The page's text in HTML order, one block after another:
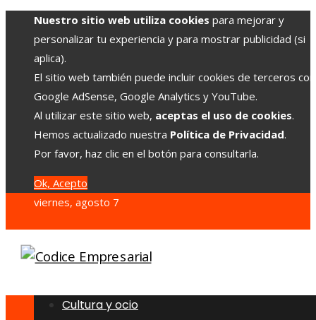
Nuestro sitio web utiliza cookies para mejorar y
personalizar tu experiencia y para mostrar publicidad (si
aplica).
El sitio web también puede incluir cookies de terceros
Google AdSense, Google Analytics y YouTube.
Al utilizar este sitio web, aceptas el uso de cookies.
Hemos actualizado nuestra Política de Privacidad.
Por favor, haz clic en el botón para consultarla.
Ok, Acepto
viernes, agosto 7
Cultura y ocio